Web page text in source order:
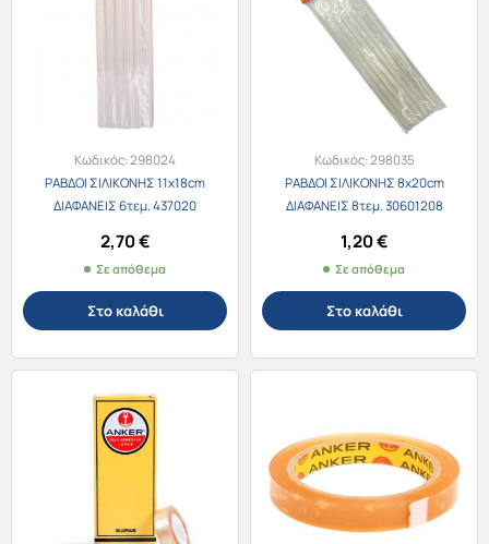
Κωδικός:298024
ΡΑΒΔΟΙ ΣΙΛΙΚΟΝΗΣ 11x18cm
ΔΙΑΦΑΝΕΙΣ 6τεμ. 437020
2,70€
Σε απόθεμα
Στο καλάθι
Κωδικός:298035
ΡΑΒΔΟΙ ΣΙΛΙΚΟΝΗΣ 8x20cm
ΔΙΑΦΑΝΕΙΣ 8τεμ. 30601208
1,20€
Σε απόθεμα
Στο καλάθι